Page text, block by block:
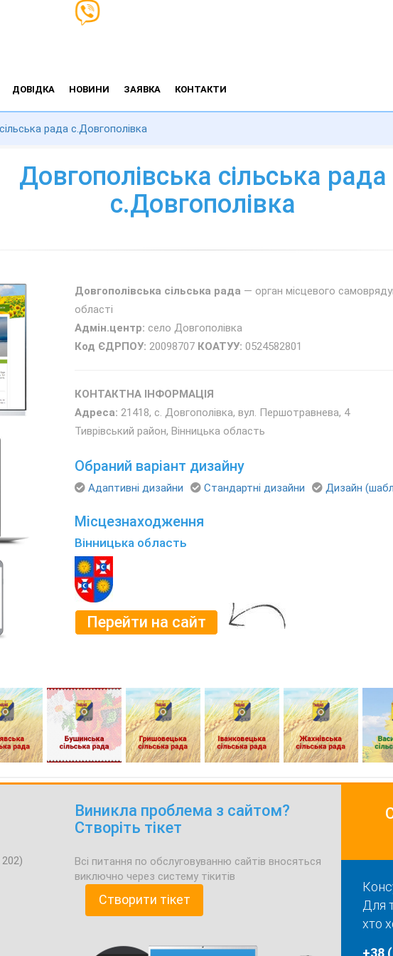
ДОВІДКА НОВИНИ ЗАЯВКА КОНТАКТИ
рада с.Довгополівка
Довгополівська сільська рада
с.Довгополівка
Довгополівська сільська рада — орган місцевого
області
Адмін.центр: село Довгополівка
Код ЄДРПОУ: 20098707 КОАТУУ: 0524582801
КОНТАКТНА ІНФОРМАЦІЯ
Адреса: 21418, с. Довгополівка, вул. Першотравнева, 4
Тиврівський район, Вінницька область
Обраний варіант дизайну
Адаптивні дизайни Стандартні дизайни Дизайн
Місцезнаходження
Вінницька область
Перейти на сайт
Виникла проблема з сайтом?
Створіть тікет
Всі питання по обслуговуванню сайтів вносяться
виключно через систему тікитів
Створити тікет
Для
хто
+38